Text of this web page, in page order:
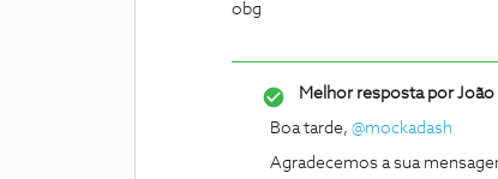
obg
Melhor resposta porJoão
Boa tarde, @mockadash
Agradecemos a sua